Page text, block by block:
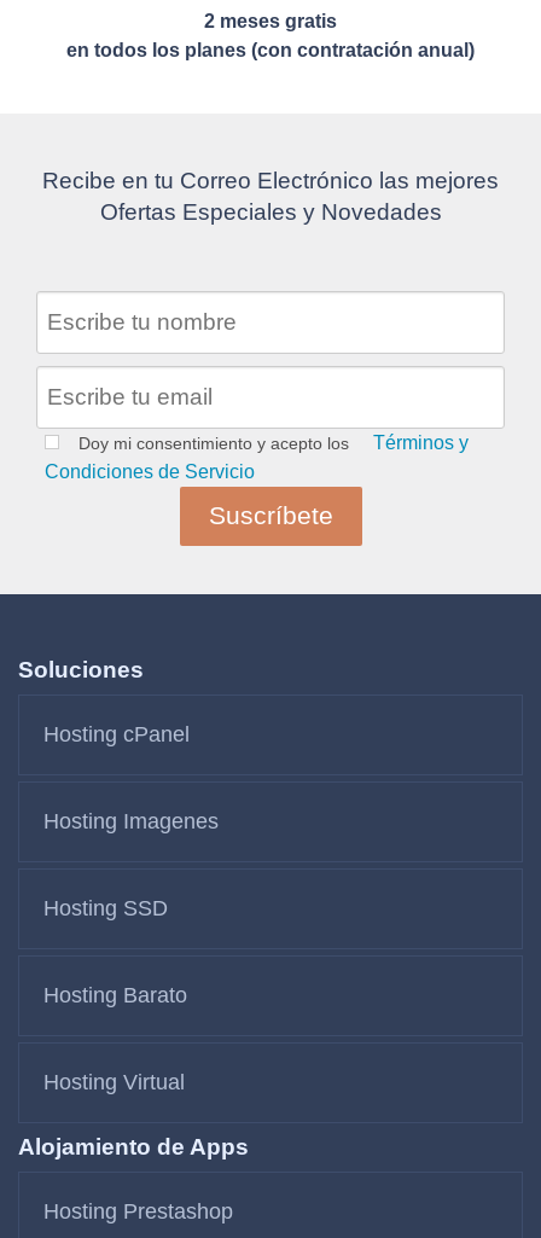
2 meses gratis
en todos los planes (con contratación anual)
Recibe en tu Correo Electrónico las mejores
Ofertas Especiales y Novedades
Doy mi consentimiento y acepto los
Términos y
Condiciones de Servicio
Soluciones
Hosting cPanel
Hosting Imagenes
Hosting SSD
Hosting Barato
Hosting Virtual
Alojamiento de Apps
Hosting Prestashop